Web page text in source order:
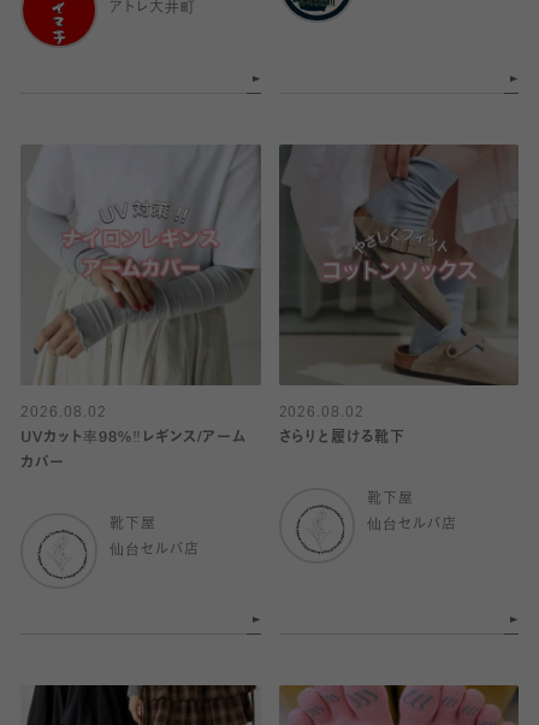
アトレ大井町
2026.08.02
UVカット率98%‼︎レギンス/アーム
カバー
靴下屋
仙台セルバ店
2026.08.02
さらりと履ける靴下
靴下屋
仙台セルバ店